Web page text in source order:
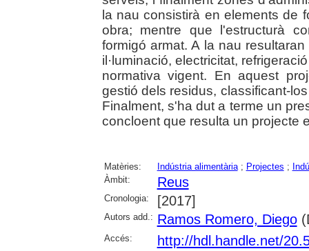
la nau consistirà en elements de
obra; mentre que l'estructurà
formigó armat. A la nau
il·luminació, electricitat,
normativa vigent. En aquest
gestió dels residus, classificant-
Finalment, s'ha dut a terme un
concloent que resulta un projecte
Matèries: Indústria alimentària; Projectes ;
Àmbit:
Reus
Cronologia: [2017]
Autors add.: Ramos Romero, Diego
Accés: http://hdl.handle.net/